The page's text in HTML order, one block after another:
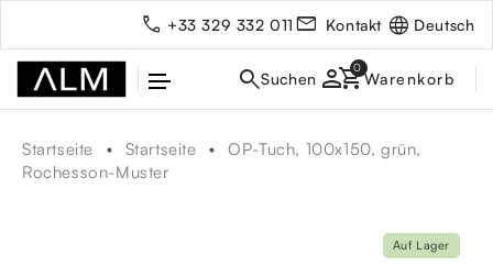
+33 329 332 011 Kontakt Deutsch
person
Startseite Startseite
OP-Tuch, 100x150, grün,
Rochesson-Muster
Auf Lager